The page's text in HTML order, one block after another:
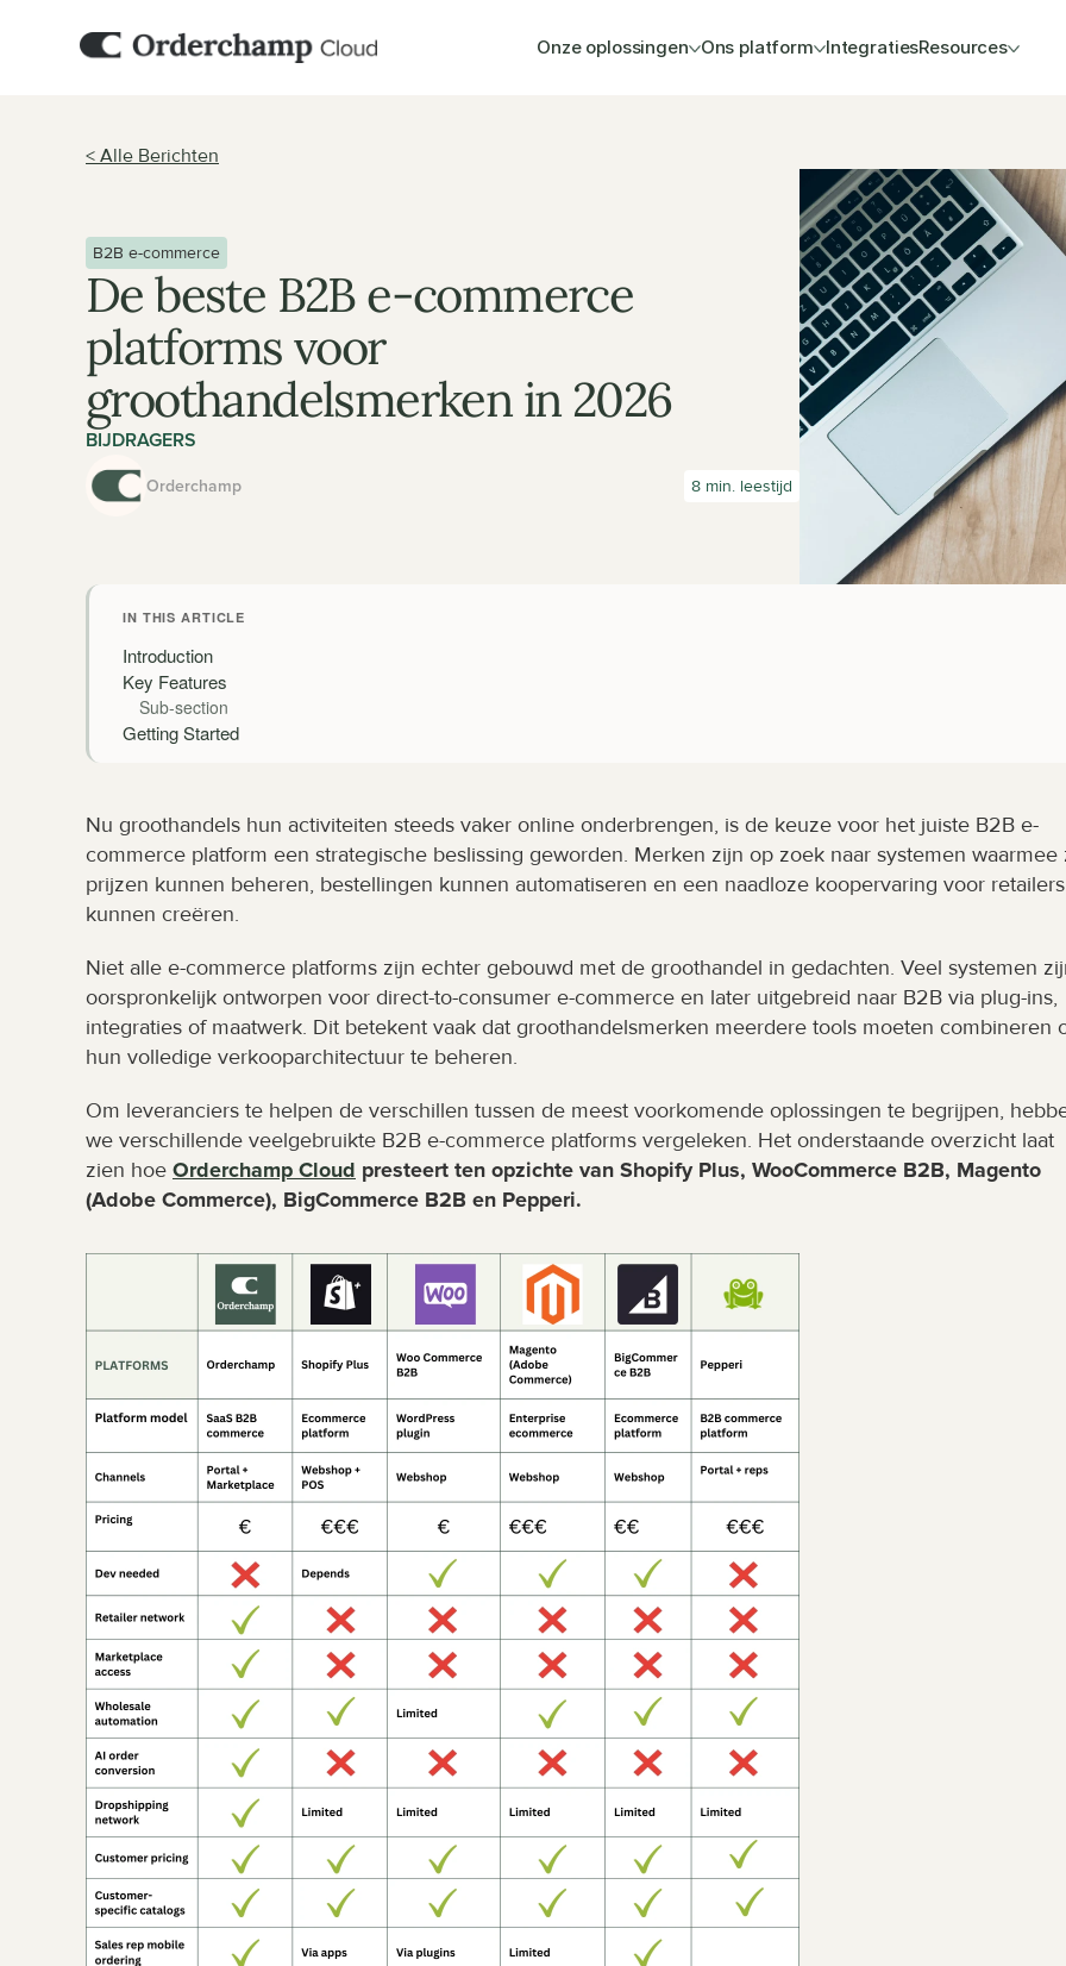
Onze oplossingen Ons platform IntegratiesResources
< Alle Berichten
B2B e-commerce
De beste B2B e-commerce
platforms voor
groothandelsmerken in 2026
BIJDRAGERS
Orderchamp 8 min. leestijd
IN THIS ARTICLE
Introduction
Key Features
Sub-section
Getting Started
Nu groothandels hun activiteiten steeds vaker online onderbrengen, is de keuze voor het juiste B2B e-
commerce platform een strategische beslissing geworden. Merken zijn op zoek naar systemen waarmee
prijzen kunnen beheren, bestellingen kunnen automatiseren en een naadloze koopervaring voor retailers
kunnen creëren.
Niet alle e-commerce platforms zijn echter gebouwd met de groothandel in gedachten. Veel systemen
oorspronkelijk ontworpen voor direct-to-consumer e-commerce en later uitgebreid naar B2B via plug-ins,
integraties of maatwerk. Dit betekent vaak dat groothandelsmerken meerdere tools moeten combineren
hun volledige verkooparchitectuur te beheren.
Om leveranciers te helpen de verschillen tussen de meest voorkomende oplossingen te begrijpen,
we verschillende veelgebruikte B2B e-commerce platforms vergeleken. Het onderstaande overzicht laat
zien hoe Orderchamp Cloud presteert ten opzichte van Shopify Plus, WooCommerce B2B, Magento
(Adobe Commerce), BigCommerce B2B en Pepperi.